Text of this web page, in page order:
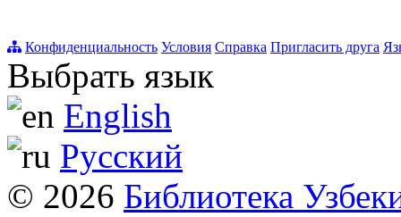
Конфиденциальность Условия Справка Пригласить друга
Выбрать язык
English
Русский
© 2026 Библиотека